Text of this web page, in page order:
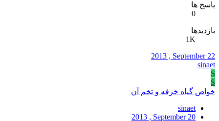
پاسخ ها
0
بازدیدها
1K
2013 , September 22
sinaet
S
S
خواص گیاه خرفه و تخم آن
sinaet
2013 , September 20